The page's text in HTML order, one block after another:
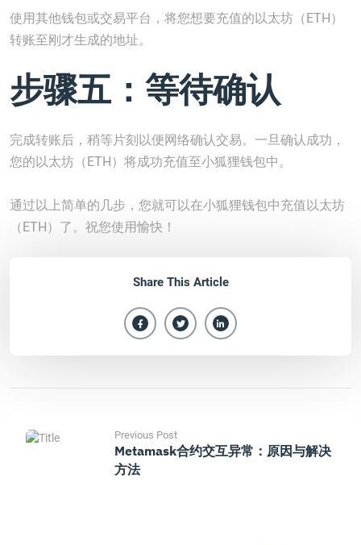
使用其他钱包或交易平台，将您想要充值的以太坊（ETH）
转账至刚才生成的地址。
步骤五：等待确认
完成转账后，稍等片刻以便网络确认交易。一旦确认成功，
您的以太坊（ETH）将成功充值至小狐狸钱包中。
通过以上简单的几步，您就可以在小狐狸钱包中充值以太坊
（ETH）了。祝您使用愉快！
Share This Article
Previous Post
Metamask合约交互异常：原因与解决
方法